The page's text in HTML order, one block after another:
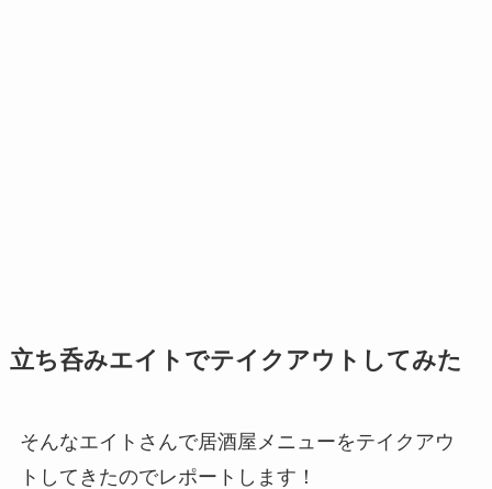
立ち呑みエイトでテイクアウトしてみた
そんなエイトさんで居酒屋メニューをテイクアウ
トしてきたのでレポートします！